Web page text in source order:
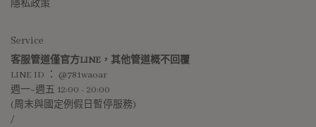
隱私政策
Service
客服管道僅官方LINE，其他管道概不回覆
LINE ID ： @781waoar
週一~週五 12:00 - 20:00
(周末與國定例假日暫停服務)
/